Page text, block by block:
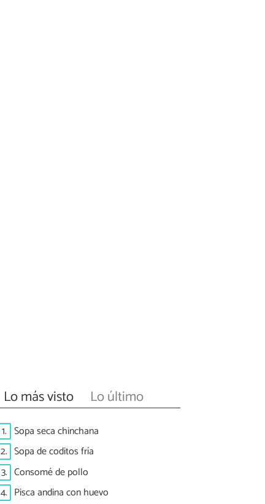
Lo más visto Lo último
1. Sopa seca chinchana
2. Sopa de coditos fría
3. Consomé de pollo
4. Pisca andina con huevo